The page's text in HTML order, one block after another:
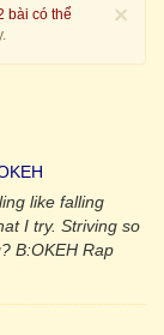
×
bài có thể
like falling
I try. Striving so
B:OKEH Rap